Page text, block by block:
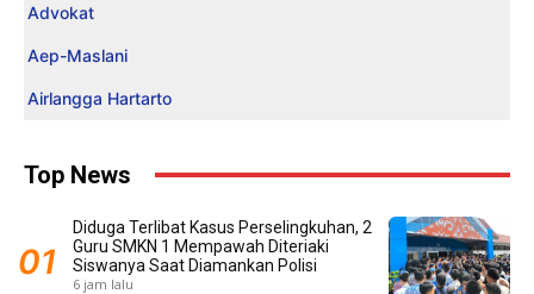
Advokat
Aep-Maslani
Airlangga Hartarto
Top News
Diduga Terlibat Kasus Perselingkuhan, 2
Guru SMKN 1 Mempawah Diteriaki
Siswanya Saat Diamankan Polisi
6 jam lalu